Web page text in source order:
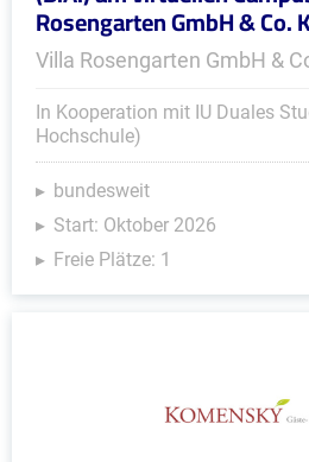
Rosengarten GmbH & Co.
Villa Rosengarten GmbH &
In Kooperation mit IU Duales
Hochschule)
bundesweit
Start: Oktober 2026
Freie Plätze: 1